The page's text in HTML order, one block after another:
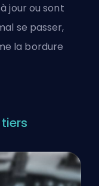
jour ou sont
se passer,
la bordure